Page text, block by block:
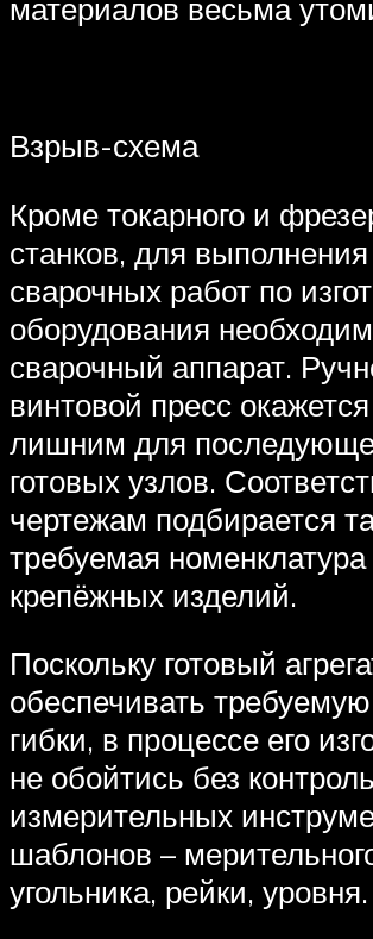
материалов весьма
Взрыв-схема
Кроме токарного и
станков, для выполнения
сварочных работ по
оборудования необходим
сварочный аппарат.
винтовой пресс
лишним для
готовых узлов.
чертежам подбирается
требуемая номенклатура
крепёжных изделий.
Поскольку готовый
обеспечивать
гибки, в процессе его
не обойтись без
измерительных
шаблонов –
угольника, рейки, уровня.